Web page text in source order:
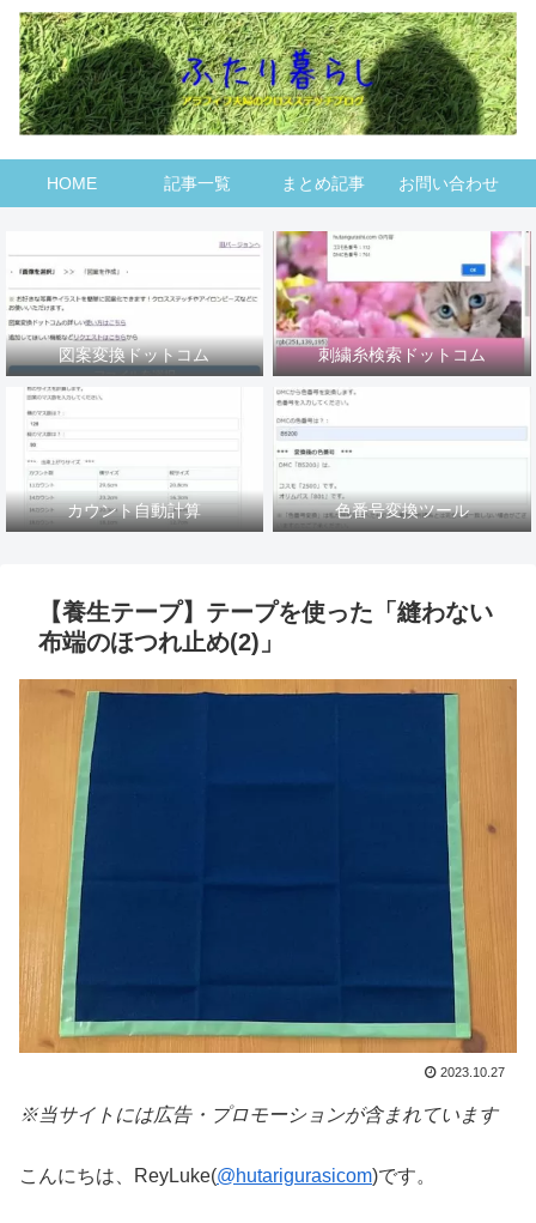
HOME 記事一覧 まとめ記事 お問い合わせ
図案変換ドットコム 刺繍糸検索ドットコム
カウント自動計算 色番号変換ツール
【養生テープ】テープを使った「縫わない
布端のほつれ止め(2)」
2023.10.27
※当サイトには広告・プロモーションが含まれています
こんにちは、ReyLuke(@hutarigurasicom)です。